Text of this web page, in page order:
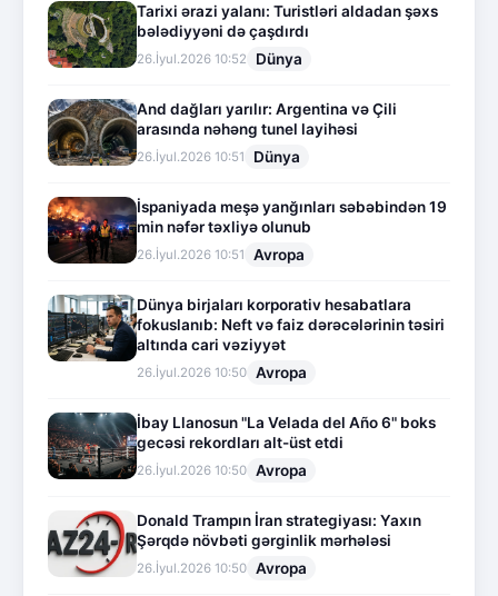
Tarixi ərazi yalanı: Turistləri aldadan şəxs
bələdiyyəni də çaşdırdı
26.İyul.2026 10:52 Dünya
And dağları yarılır: Argentina və Çili
arasında nəhəng tunel layihəsi
26.İyul.2026 10:51 Dünya
İspaniyada meşə yanğınları səbəbindən 19
min nəfər təxliyə olunub
26.İyul.2026 10:51 Avropa
Dünya birjaları korporativ hesabatlara
fokuslanıb: Neft və faiz dərəcələrinin təsiri
altında cari vəziyyət
26.İyul.2026 10:50 Avropa
İbay Llanosun "La Velada del Año 6" boks
gecəsi rekordları alt-üst etdi
26.İyul.2026 10:50 Avropa
Donald Trampın İran strategiyası: Yaxın
Şərqdə növbəti gərginlik mərhələsi
26.İyul.2026 10:50 Avropa